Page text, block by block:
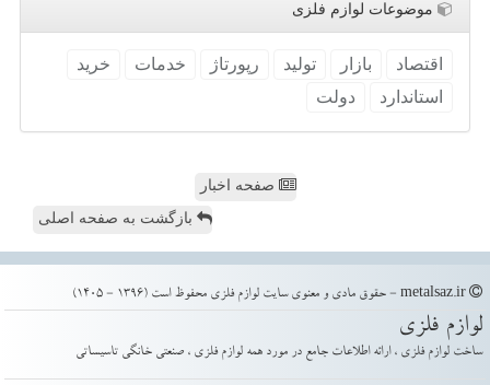
موضوعات لوازم فلزی
اقتصاد بازار تولید رپورتاژ خدمات
خرید
استاندارد
دولت
صفحه اخبار
بازگشت به صفحه اصلی
لوازم فلزی
ساخت لوازم فلزی ، ارائه اطلاعات جامع در مورد همه لوازم فلزی ، صنعتی خانگی تاسیساتی